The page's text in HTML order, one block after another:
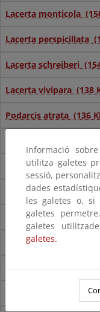
Lacerta monticola
Lacerta perspicillata
Lacerta schreiberi
Lacerta vivipara (138
Podarcis atrata (136
Podarcis carbonelli
Podarcis hispanica
Podarcis lilfordi (143
Podarcis muralis (182
Podarcis sicula (170
Informació
utilitza galetes
sessió,
dades
les galetes o,
galetes
galetes
galetes.